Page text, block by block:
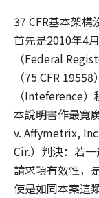
37 CFR基本架構
首先是2010年4
（Federal
（75 CFR
（Inteference
本說明書作最寬
v. Affymetrix,
Cir.）判決：若
請求項有效性，
使是如同本案這